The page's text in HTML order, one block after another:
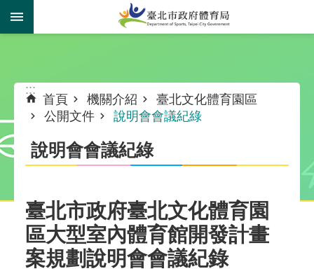
跳到主要內容區塊
:::
首頁 機關介紹
臺北文化體育園區
公開文件
說明會會議紀綠
說明會會議紀綠
臺北市政府臺北文化體育園
區大型室內體育館開發計畫
案規劃說明會會議紀錄